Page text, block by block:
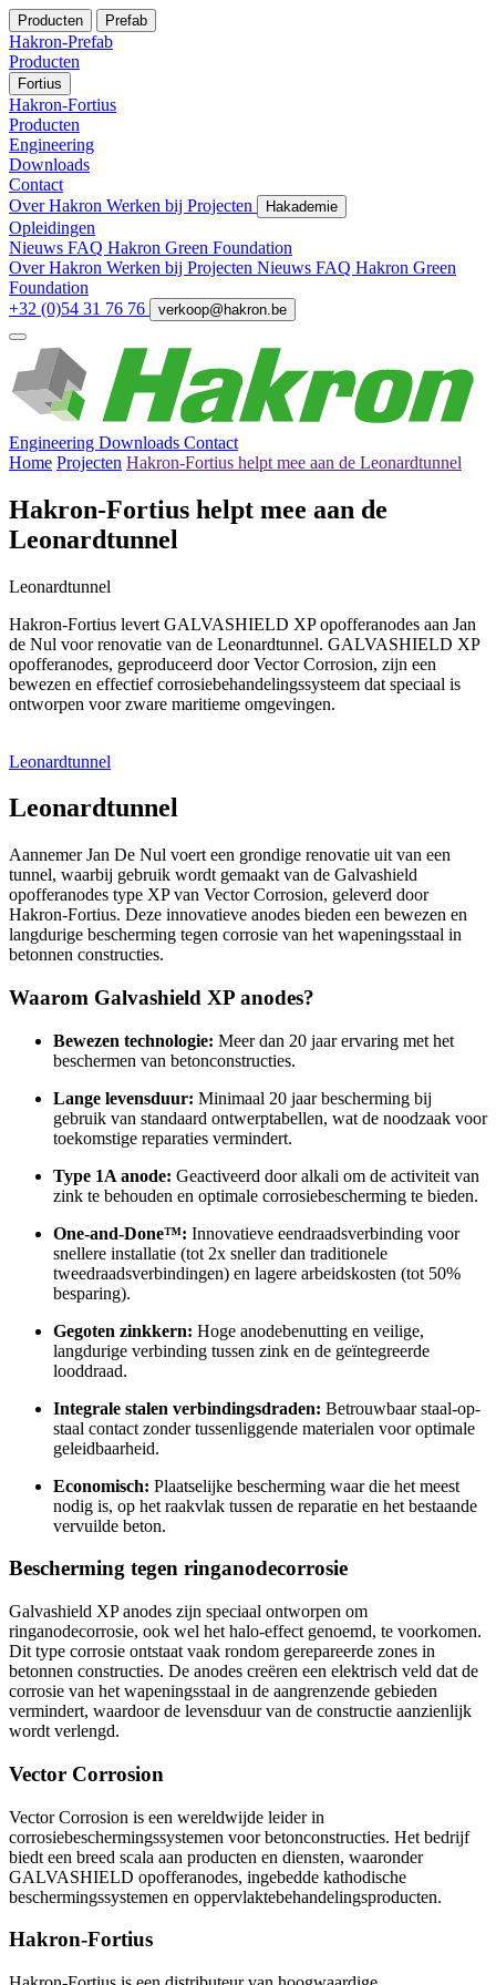
Producten Prefab
Hakron-Prefab
Producten
Fortius
Hakron-Fortius
Producten
Engineering
Downloads
Contact
Over Hakron Werken bij Projecten Hakademie
Opleidingen
Nieuws FAQ Hakron Green Foundation
Over Hakron Werken bij Projecten Nieuws FAQ Hakron Green
Foundation
+32 (0)54 31 76 76
verkoop@hakron.be
Engineering Downloads Contact
Home Projecten Hakron-Fortius helpt mee aan de Leonardtunnel
Hakron-Fortius helpt mee aan de
Leonardtunnel
Leonardtunnel
Hakron-Fortius levert GALVASHIELD XP opofferanodes aan Jan
de Nul voor renovatie van de Leonardtunnel. GALVASHIELD XP
opofferanodes, geproduceerd door Vector Corrosion, zijn een
bewezen en effectief corrosiebehandelingssysteem dat speciaal is
ontworpen voor zware maritieme omgevingen.
Leonardtunnel
Leonardtunnel
Aannemer Jan De Nul voert een grondige renovatie uit van een
tunnel, waarbij gebruik wordt gemaakt van de Galvashield
opofferanodes type XP van Vector Corrosion, geleverd door
Hakron-Fortius. Deze innovatieve anodes bieden een bewezen en
langdurige bescherming tegen corrosie van het wapeningsstaal in
betonnen constructies.
Waarom Galvashield XP anodes?
Bewezen technologie: Meer dan 20 jaar ervaring met het
beschermen van betonconstructies.
Lange levensduur: Minimaal 20 jaar bescherming bij
gebruik van standaard ontwerptabellen, wat de noodzaak voor
toekomstige reparaties vermindert.
Type 1A anode: Geactiveerd door alkali om de activiteit van
zink te behouden en optimale corrosiebescherming te bieden.
One-and-Done™: Innovatieve eendraadsverbinding voor
snellere installatie (tot 2x sneller dan traditionele
tweedraadsverbindingen) en lagere arbeidskosten (tot 50%
besparing).
Gegoten zinkkern: Hoge anodebenutting en veilige,
langdurige verbinding tussen zink en de geïntegreerde
looddraad.
Integrale stalen verbindingsdraden: Betrouwbaar staal-op-
staal contact zonder tussenliggende materialen voor optimale
geleidbaarheid.
Economisch: Plaatselijke bescherming waar die het meest
nodig is, op het raakvlak tussen de reparatie en het bestaande
vervuilde beton.
Bescherming tegen ringanodecorrosie
Galvashield XP anodes zijn speciaal ontworpen om
ringanodecorrosie, ook wel het halo-effect genoemd, te voorkomen.
Dit type corrosie ontstaat vaak rondom gerepareerde zones in
betonnen constructies. De anodes creëren een elektrisch veld dat de
corrosie van het wapeningsstaal in de aangrenzende gebieden
vermindert, waardoor de levensduur van de constructie aanzienlijk
wordt verlengd.
Vector Corrosion
Vector Corrosion is een wereldwijde leider in
corrosiebeschermingssystemen voor betonconstructies. Het bedrijf
biedt een breed scala aan producten en diensten, waaronder
GALVASHIELD opofferanodes, ingebedde kathodische
beschermingssystemen en oppervlaktebehandelingsproducten.
Hakron-Fortius